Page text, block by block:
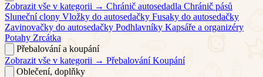
Zobrazit vše v kategorii → Chránič autosedadla Chránič pásů
Sluneční clony Vložky do autosedačky Fusaky do autosedačky
Zavinovačky do autosedačky Podhlavníky Kapsáře a organizéry
Potahy Zrcátka
Přebalování a koupání
Zobrazit vše v kategorii → Přebalování Koupání
Oblečení, doplňky